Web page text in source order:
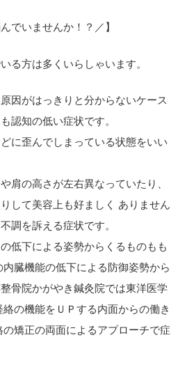
でいませんか！？／】
る方は多くいらしゃいます。
因がはっきりと分からないケース
認知の低い症状です。
に歪んでしまっている状態をいい
肩の高さが左右異なっていたり、
して美容上も好ましく ありません
調を訴える症状です。
低下による姿勢からくるものもも
臓機能の低下による防御姿勢から
骨院かがやき鍼灸院では東洋医学
の機能をＵＰする内面からの働き
矯正の両面によるアプローチで症